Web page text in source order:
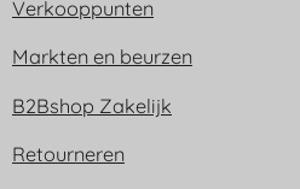
Verkooppunten
Markten en beurzen
B2Bshop Zakelijk
Retourneren